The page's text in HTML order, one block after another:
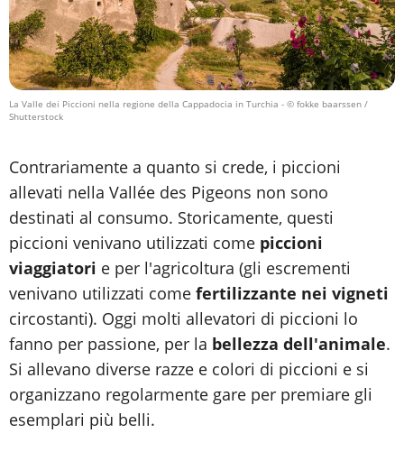
La Valle dei Piccioni nella regione della Cappadocia in Turchia - © fokke baarssen /
Shutterstock
Contrariamente a quanto si crede, i piccioni
allevati nella Vallée des Pigeons non sono
destinati al consumo. Storicamente, questi
piccioni venivano utilizzati come piccioni
viaggiatori e per l'agricoltura (gli escrementi
venivano utilizzati come fertilizzante nei vigneti
circostanti). Oggi molti allevatori di piccioni lo
fanno per passione, per la bellezza dell'animale.
Si allevano diverse razze e colori di piccioni e si
organizzano regolarmente gare per premiare gli
esemplari più belli.